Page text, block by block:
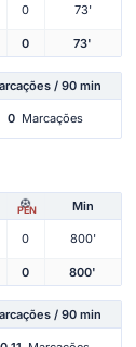
0 73'
0 73'
/ 90 min
0 Marcações
PEN Min
0 800'
0 800'
/ 90 min